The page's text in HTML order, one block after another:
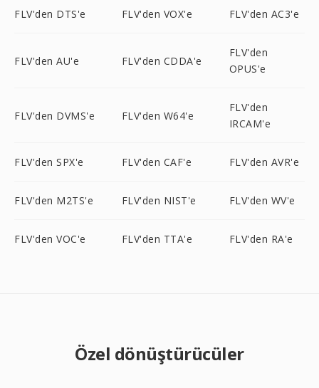
FLV'den DTS'e FLV'den VOX'e FLV'den AC3'e
FLV'den AU'e FLV'den CDDA'e
FLV'den
OPUS'e
FLV'den DVMS'e FLV'den W64'e
FLV'den
IRCAM'e
FLV'den SPX'e FLV'den CAF'e FLV'den AVR'e
FLV'den M2TS'e FLV'den NIST'e FLV'den WV'e
FLV'den VOC'e FLV'den TTA'e FLV'den RA'e
Özel dönüştürücüler